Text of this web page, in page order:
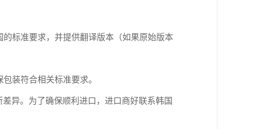
标准要求，并提供翻译版本（如果原始版本
装符合相关标准要求。
异。为了确保顺利进口，进口商好联系韩国